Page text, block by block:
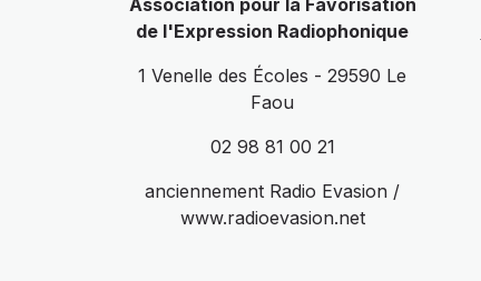
Association pour la Favorisation
de l'Expression Radiophonique
1 Venelle des Écoles - 29590 Le
Faou
02 98 81 00 21
anciennement Radio Evasion /
www.radioevasion.net